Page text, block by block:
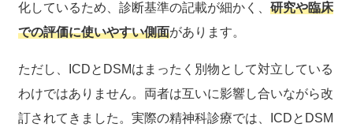
化しているため、診断基準の記載が細かく、研究や臨床
での評価に使いやすい側面があります。
ただし、ICDとDSMはまったく別物として対立している
わけではありません。両者は互いに影響し合いながら改
訂されてきました。実際の精神科診療では、ICDとDSM